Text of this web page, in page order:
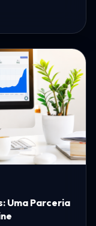
Uma Parceria